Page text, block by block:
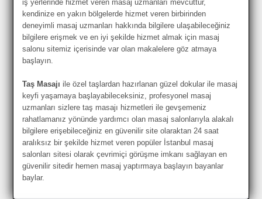
iş yerlerinde hizmet veren masaj uzmanları mevcuttur,
kendinize en yakın bölgelerde hizmet veren birbirinden
deneyimli masaj uzmanları hakkında bilgilere ulaşabileceğiniz
bilgilere erişmek ve en iyi şekilde hizmet almak için masaj
salonu sitemiz içerisinde var olan makalelere göz atmaya
başlayın.
Taş Masajı ile özel taşlardan hazırlanan güzel dokular ile masaj
keyfi yaşamaya başlayabileceksiniz, profesyonel masaj
uzmanları sizlere taş masajı hizmetleri ile gevşemeniz
rahatlamanız yönünde yardımcı olan masaj salonlarıyla alakalı
bilgilere erişebileceğiniz en güvenilir site olaraktan 24 saat
aralıksız bir şekilde hizmet veren popüler İstanbul masaj
salonları sitesi olarak çevrimiçi görüşme imkanı sağlayan en
güvenilir sitedir hemen masaj yaptırmaya başlayın bayanlar
baylar.